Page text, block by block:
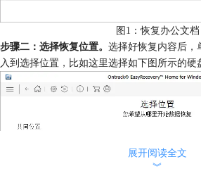
图1：恢复办公文档
步骤二：选择恢复位置。 选择好恢复内容后，
入到选择位置，比如这里选择如下图所示的硬
展开阅读全文
︾